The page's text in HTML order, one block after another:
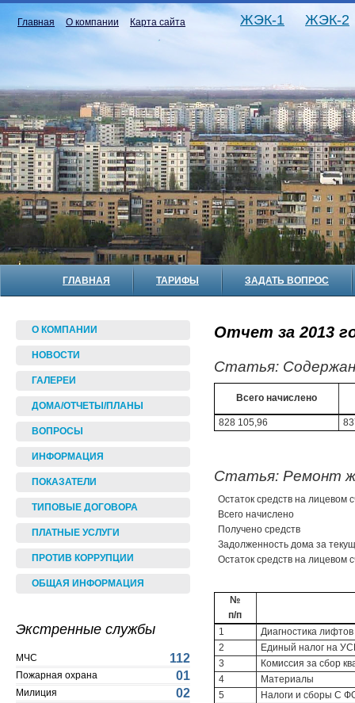
Главная О компании Карта сайта ЖЭК-1 ЖЭК-2
ГЛАВНАЯ ТАРИФЫ ЗАДАТЬ ВОПРОС
О КОМПАНИИ
НОВОСТИ
ГАЛЕРЕИ
ДОМА/ОТЧЕТЫ/ПЛАНЫ
ВОПРОСЫ
ИНФОРМАЦИЯ
ПОКАЗАТЕЛИ
ТИПОВЫЕ ДОГОВОРА
ПЛАТНЫЕ УСЛУГИ
ПРОТИВ КОРРУПЦИИ
ОБЩАЯ ИНФОРМАЦИЯ
Экстренные службы
МЧС 112
Пожарная охрана 01
Милиция 02
Отчет за 2013
Статья:
Всего начислено
828 105,96
Статья: Ремонт
Остаток средств на лицевом
Всего начислено
Получено средств
Задолженность дома за
Остаток средств на лицевом
№
п/п
1
Диагностика лифтов
2
Единый налог на
3
Комиссия за сбор
4
Материалы
5
Налоги и сборы С